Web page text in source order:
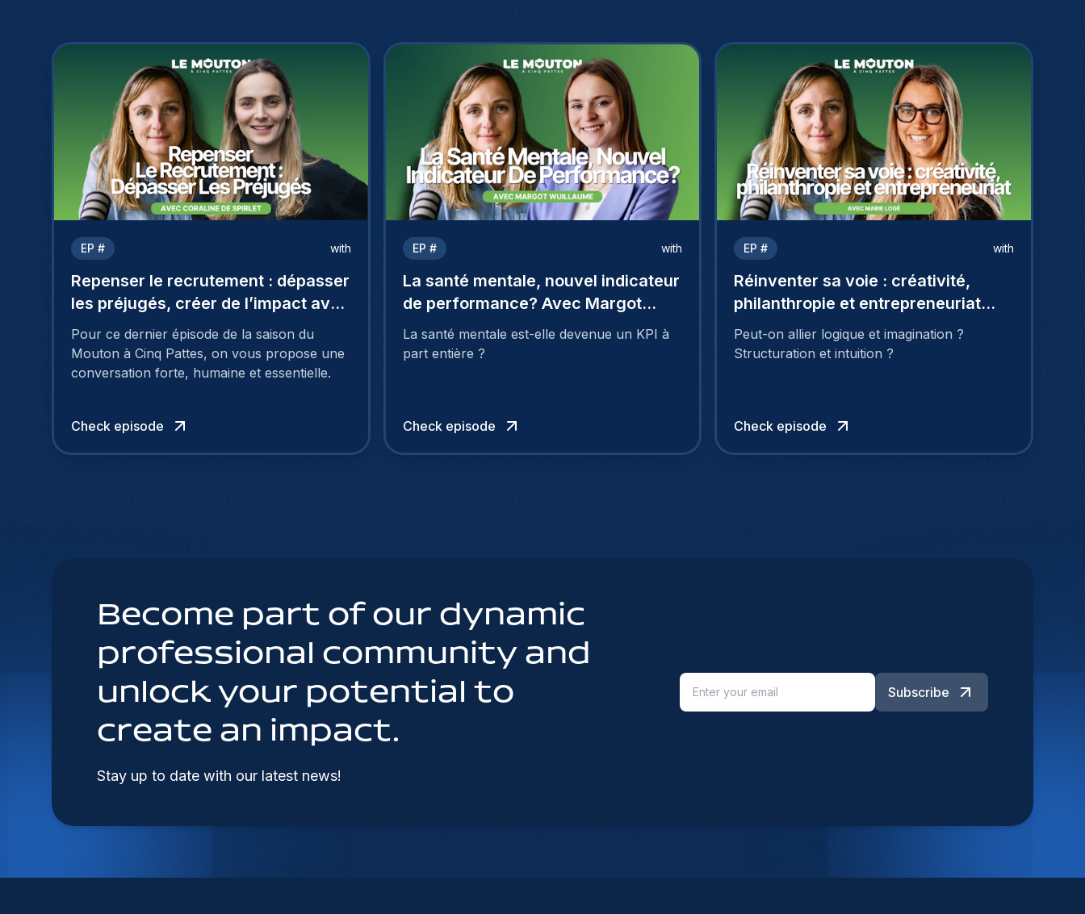
EP # with
Repenser le recrutement : dépasser
les préjugés, créer de l’impact avec
Coraline De Spirlet
Pour ce dernier épisode de la saison du
Mouton à Cinq Pattes, on vous propose une
conversation forte, humaine et essentielle.
Check episode
EP # with
La santé mentale, nouvel indicateur
de performance? Avec Margot
Wuillaume
La santé mentale est-elle devenue un KPI à
part entière ?
Check episode
EP # with
Réinventer sa voie : créativité,
philanthropie et entrepreneuriat
avec Marie Logé
Peut-on allier logique et imagination ?
Structuration et intuition ?
Check episode
Become part of our dynamic
professional community and
unlock your potential to
create an impact.
Stay up to date with our latest news!
Subscribe